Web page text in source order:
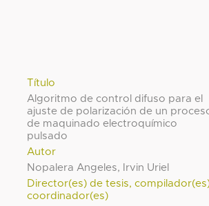
Título
Algoritmo de control difuso para el
ajuste de polarización de un
de maquinado electroquímico
pulsado
Autor
Nopalera Angeles, Irvin Uriel
Director(es) de tesis,
coordinador(es)